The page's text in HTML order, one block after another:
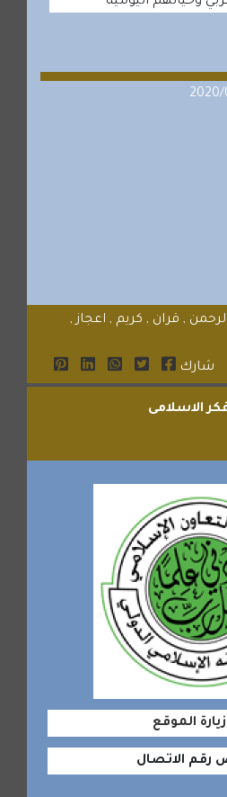
, قران , كريم , اعجاز ,
شارك
الاسلامى
زيارة الموقع
رقم الاتصال